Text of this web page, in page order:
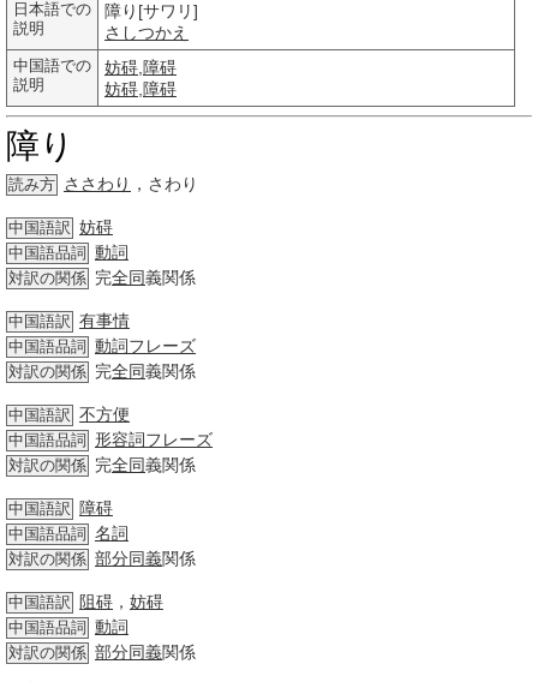
日本語での
説明
障り[サワリ]
さしつかえ
中国語での
説明
妨碍 障碍
妨碍 障碍
障り
読み方 ささわり ，さわり
中国語訳 妨碍
中国語品詞 動詞
対訳の関係 完全同義関係
中国語訳 有事情
中国語品詞 動詞フレーズ
対訳の関係 完全同義関係
中国語訳 不方便
中国語品詞 形容詞フレーズ
対訳の関係 完全同義関係
中国語訳 障碍
中国語品詞 名詞
対訳の関係 部分同義関係
中国語訳 阻碍 ， 妨碍
中国語品詞 動詞
対訳の関係 部分同義関係